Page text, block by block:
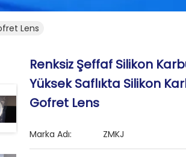
Lens
Renksiz Şeffaf Silikon
Yüksek Saflıkta Silikon
Gofret Lens
Marka Adı: ZMKJ